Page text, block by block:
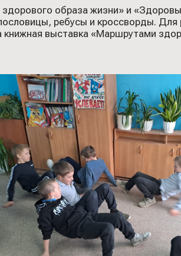
образа жизни» и
ребусы и кроссворды.
книжная выставка «Маршрутами